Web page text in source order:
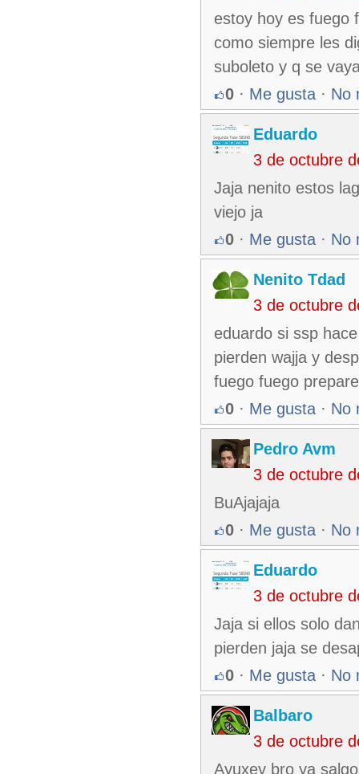
estoy hoy es fuego
como siempre les
suboleto y q se
0 · Me gusta · No
Eduardo
3 de octubre
Jaja nenito estos
viejo ja
0 · Me gusta · No
Nenito Tdad
3 de octubre
eduardo si ssp
pierden wajja y
fuego fuego
0 · Me gusta · No
Pedro Avm
3 de octubre
BuAjajaja
0 · Me gusta · No
Eduardo
3 de octubre
Jaja si ellos solo
pierden jaja se
0 · Me gusta · No
Balbaro
3 de octubre
Ayuxey bro ya